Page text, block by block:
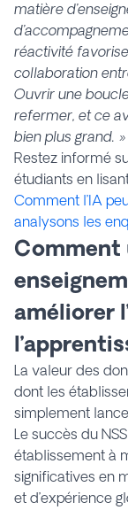
matière
réactivité
collaboration
Ouvrir une
refermer, et ce
bien plus grand. »
Restez informé
étudiants en
Comment l’IA
analysons les
Comment
améliorer
La valeur des
dont les
simplement
Le succès du
établissement à
significatives en
et d’expérience